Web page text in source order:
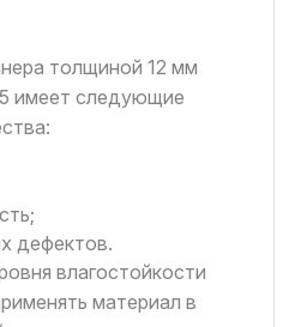
толщиной 12 мм
имеет следующие
дефектов.
влагостойкости
материал в